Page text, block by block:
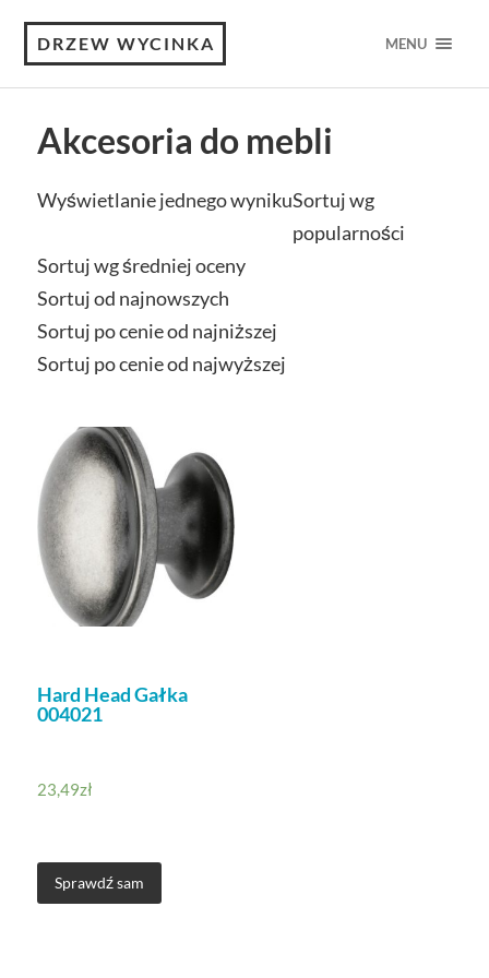
DRZEW WYCINKA MENU
Akcesoria do mebli
Wyświetlanie jednego wynikuSortuj wg
popularności
Sortuj wg średniej oceny
Sortuj od najnowszych
Sortuj po cenie od najniższej
Sortuj po cenie od najwyższej
Hard Head Gałka
004021
23,49zł
Sprawdź sam